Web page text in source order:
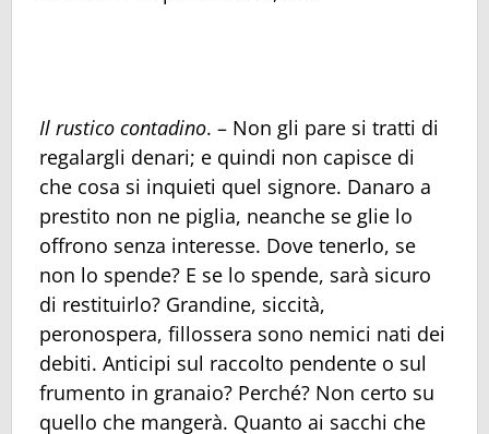
Il rustico contadino. – Non gli pare si tratti di
regalargli denari; e quindi non capisce di
che cosa si inquieti quel signore. Danaro a
prestito non ne piglia, neanche se glie lo
offrono senza interesse. Dove tenerlo, se
non lo spende? E se lo spende, sarà sicuro
di restituirlo? Grandine, siccità,
peronospera, fillossera sono nemici nati dei
debiti. Anticipi sul raccolto pendente o sul
frumento in granaio? Perché? Non certo su
quello che mangerà. Quanto ai sacchi che